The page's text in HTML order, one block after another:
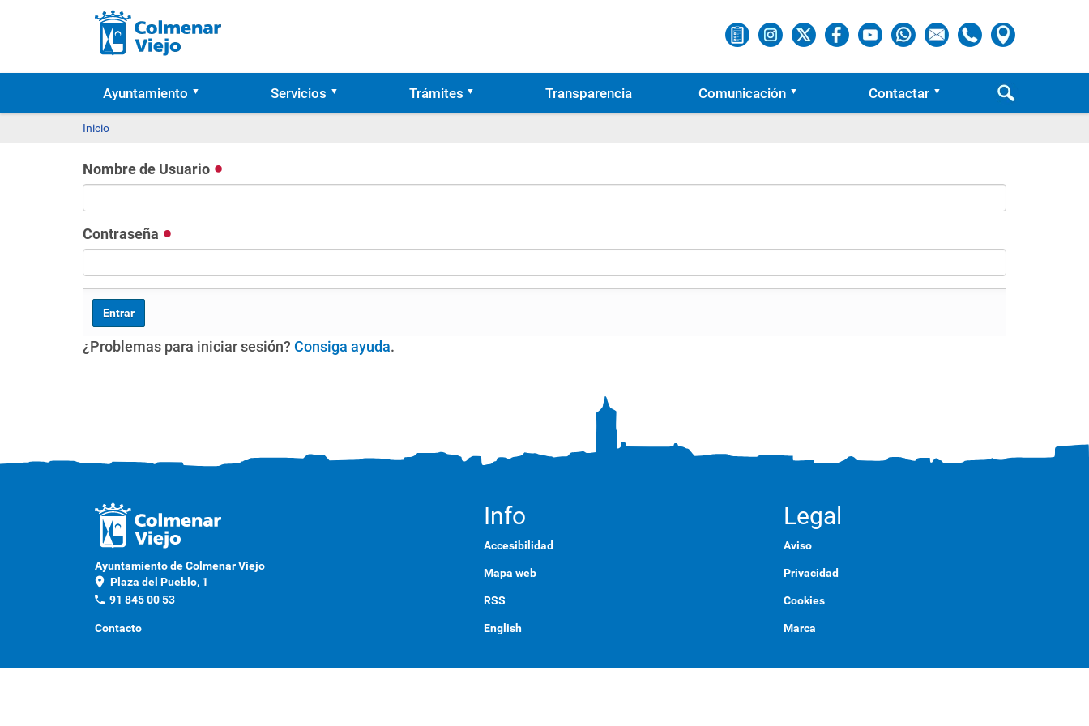
Ayuntamiento Servicios Trámites Transparencia Comunicación Contactar
Inicio
Nombre de Usuario
Contraseña
¿Problemas para iniciar sesión? Consiga ayuda.
Ayuntamiento de Colmenar Viejo
location_on Plaza del Pueblo, 1
phone 91 845 00 53
Contacto
Info
Accesibilidad
Mapa web
RSS
English
Legal
Aviso
Privacidad
Cookies
Marca